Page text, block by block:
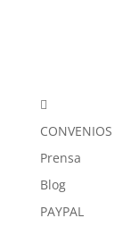

CONVENIOS
Prensa
Blog
PAYPAL